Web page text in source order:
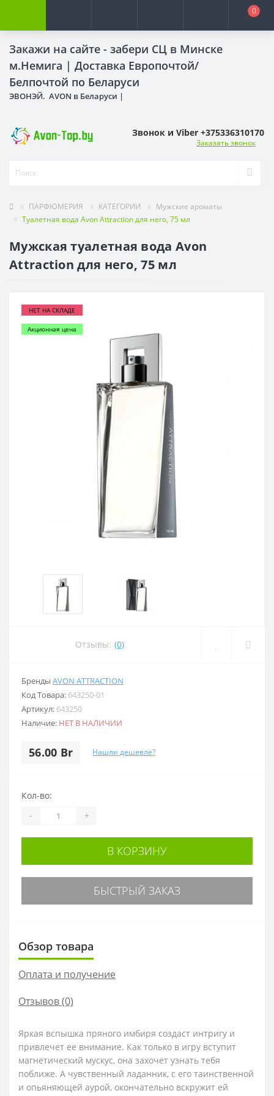
Закажи на сайте - забери СЦ в Минске
м.Немига | Доставка Европочтой/
Белпочтой по Беларуси
ЭВОНЭЙ. AVON в Беларуси |
0
Звонок и Viber +375336310170
Заказать звонок
ПАРФЮМЕРИЯ КАТЕГОРИИ
Мужские ароматы
Туалетная вода Avon Attraction для него, 75 мл
Мужская туалетная вода Avon
Attraction для него, 75 мл
НЕТ НА СКЛАДЕ
Акционная цена
Отзывы: (0)
Бренды AVON ATTRACTION
Код Товара: 643250-01
Артикул: 643250
Наличие: НЕТ В НАЛИЧИИ
56.00 Br Нашли дешевле?
Кол-во:
- +
В КОРЗИНУ
БЫСТРЫЙ ЗАКАЗ
Обзор товара
Оплата и получение
Отзывов (0)
Яркая вспышка пряного имбиря создаст интригу и
привлечет ее внимание. Как только в игру вступит
магнетический мускус, она захочет узнать тебя
поближе. А чувственный ладанник, с его таинственной
и опьяняющей аурой, окончательно вскружит ей